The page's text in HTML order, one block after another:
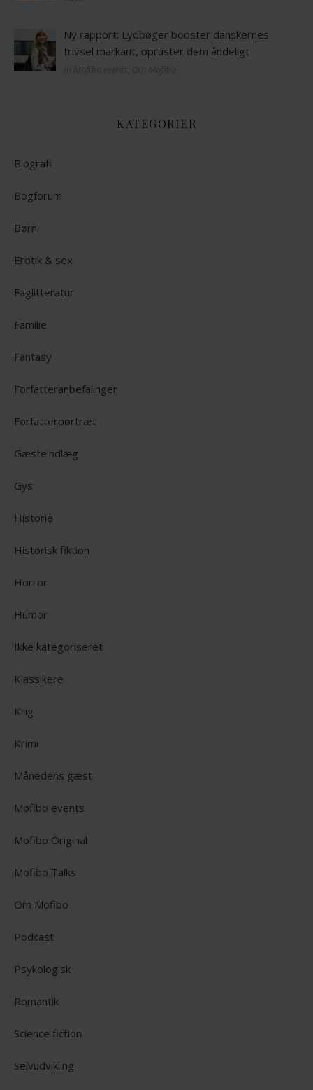
Ny rapport: Lydbøger booster danskernes
trivsel markant, opruster dem åndeligt
KATEGORIER
Biografi
Bogforum
Børn
Erotik & sex
Faglitteratur
Familie
Fantasy
Forfatteranbefalinger
Forfatterportræt
Gæsteindlæg
Gys
Historie
Historisk fiktion
Horror
Humor
Ikke kategoriseret
Klassikere
Krig
Krimi
Månedens gæst
Mofibo events
Mofibo Original
Mofibo Talks
Om Mofibo
Podcast
Psykologisk
Romantik
Science fiction
Selvudvikling